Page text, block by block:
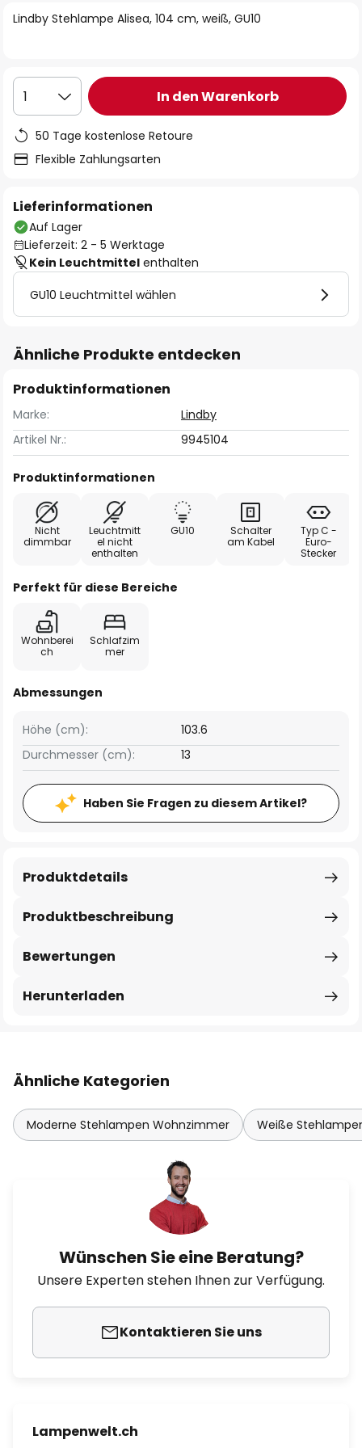
Lindby Stehlampe Alisea, 104 cm, weiß, GU10
1 In den Warenkorb
50 Tage kostenlose Retoure
Flexible Zahlungsarten
Lieferinformationen
Auf Lager
Lieferzeit: 2 - 5 Werktage
Kein Leuchtmittel enthalten
GU10 Leuchtmittel wählen
Ähnliche Produkte entdecken
Produktinformationen
Marke:
Lindby
Artikel Nr.:
9945104
Produktinformationen
Nicht
dimmbar
Leuchtmitt
el nicht
enthalten
GU10
Schalter
am Kabel
Typ C -
Euro-
Stecker
Perfekt für diese Bereiche
Wohnberei
ch
Schlafzim
mer
Abmessungen
Höhe (cm):
103.6
Durchmesser (cm):
13
Haben Sie Fragen zu diesem Artikel?
Produktbeschreibung
Produktdetails
Bewertungen
Herunterladen
Ähnliche Kategorien
Moderne Stehlampen Wohnzimmer Weiße
Wünschen Sie eine Beratung?
Unsere Experten stehen Ihnen zur Verfügung.
Kontaktieren Sie uns
Lampenwelt.ch